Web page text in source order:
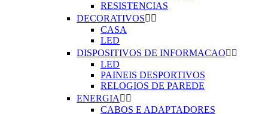
RESISTENCIAS
DECORATIVOS 
CASA
LED
DISPOSITIVOS DE INFORMACAO 
LED
PAINEIS DESPORTIVOS
RELOGIOS DE PAREDE
ENERGIA  
CABOS E ADAPTADORES